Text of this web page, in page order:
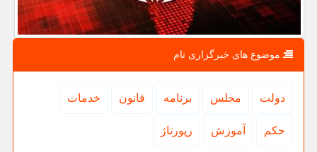
موضوع های خبرگزاری نام
دولت مجلس برنامه قانون خدمات
حكم آموزش رپورتاژ